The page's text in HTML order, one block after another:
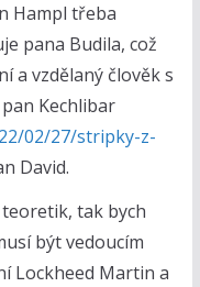
Hampl třeba
pana Budila, což
a vzdělaný člověk s
Kechlibar
02/27/stripky-z-
David.
tak bych
být vedoucím
Lockheed Martin a